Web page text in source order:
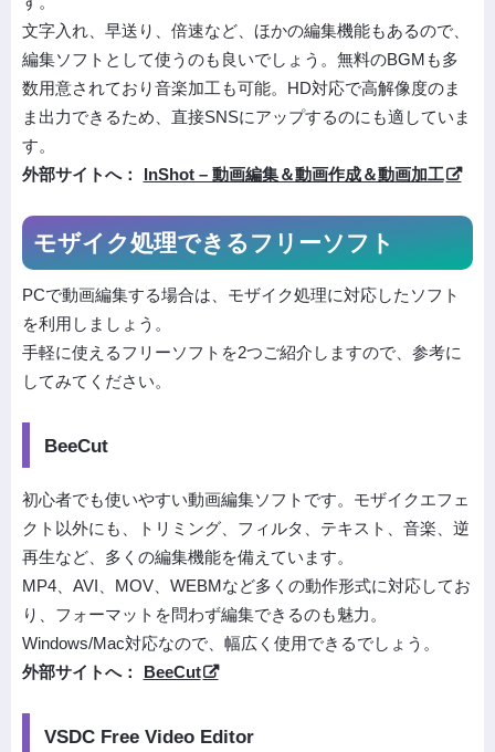
文字入れ、早送り、倍速など、ほかの編集機能もあるので、
編集ソフトとして使うのも良いでしょう。無料のBGMも多
数用意されており音楽加工も可能。HD対応で高解像度のま
ま出力できるため、直接SNSにアップするのにも適していま
す。
外部サイトへ：
InShot – 動画編集＆動画作成＆動画加工
モザイク処理できるフリーソフト
PCで動画編集する場合は、モザイク処理に対応したソフト
を利用しましょう。
手軽に使えるフリーソフトを2つご紹介しますので、参考に
してみてください。
BeeCut
初心者でも使いやすい動画編集ソフトです。モザイクエフェ
クト以外にも、トリミング、フィルタ、テキスト、音楽、逆
再生など、多くの編集機能を備えています。
MP4、AVI、MOV、WEBMなど多くの動作形式に対応してお
り、フォーマットを問わず編集できるのも魅力。
Windows/Mac対応なので、幅広く使用できるでしょう。
外部サイトへ：
BeeCut
VSDC Free Video Editor